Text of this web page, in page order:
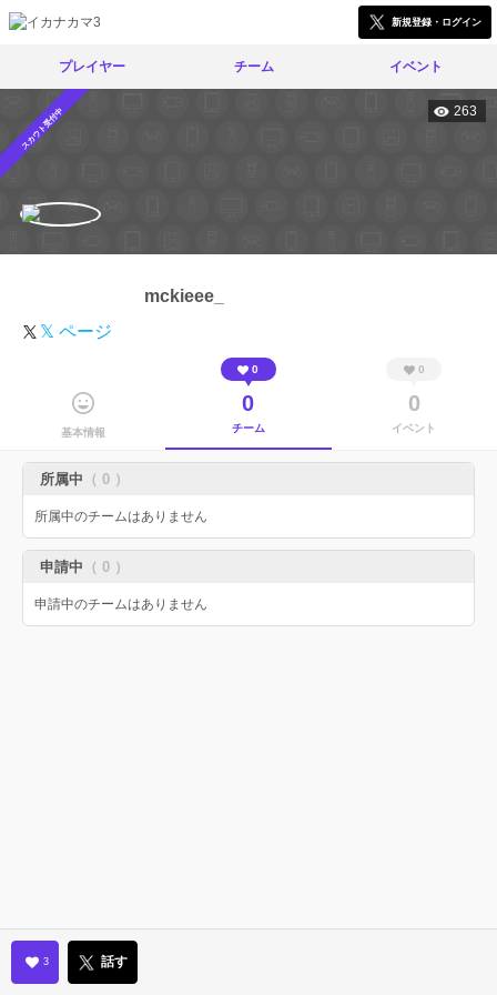
新規登録・ログイン
プレイヤー チーム イベント
スカウト受付中 263
mckieee_
𝕏 ページ
基本情報
0
0
チーム
0
0
イベント
所属中 （ 0 ）
所属中のチームはありません
申請中 （ 0 ）
申請中のチームはありません
3 話す